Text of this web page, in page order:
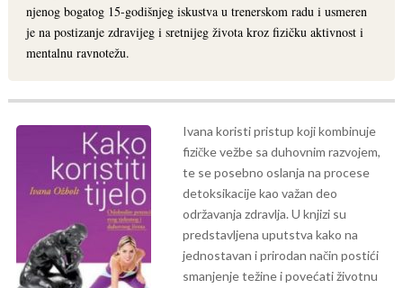
njenog bogatog 15-godišnjeg iskustva u trenerskom radu i usmeren
je na postizanje zdravijeg i sretnijeg života kroz fizičku aktivnost i
mentalnu ravnotežu.
Ivana koristi pristup koji kombinuje
fizičke vežbe sa duhovnim razvojem,
te se posebno oslanja na procese
detoksikacije kao važan deo
održavanja zdravlja. U knjizi su
predstavljena uputstva kako na
jednostavan i prirodan način postići
smanjenje težine i povećati životnu